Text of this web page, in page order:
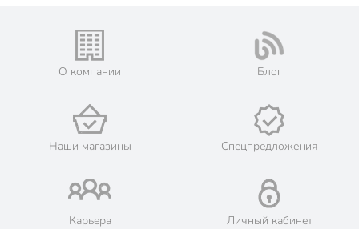
О компании Блог
Наши магазины Спецпредложения
Карьера Личный кабинет